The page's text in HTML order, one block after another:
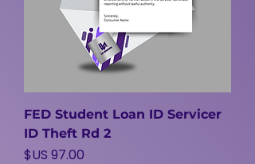
FED Student Loan ID Servicer
ID Theft Rd 2
السعر